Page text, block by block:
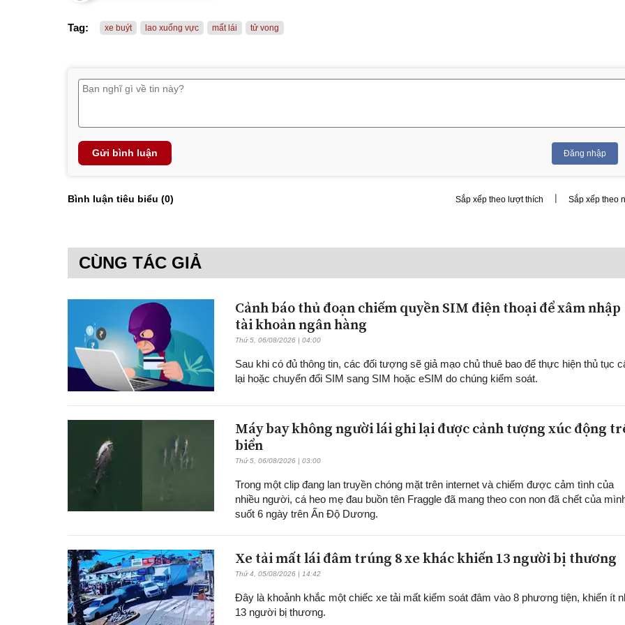
Tag: xe buýt lao xuống vực mất lái tử vong
Gửi bình luận Đăng nhập
Bình luận tiêu biểu (0) Sắp xếp theo lượt thích | Sắp xếp theo
CÙNG TÁC GIẢ
Cảnh báo thủ đoạn chiếm quyền SIM điện thoại để xâm nhập
tài khoản ngân hàng
Thứ 5, 06/08/2026 | 04:00
Sau khi có đủ thông tin, các đối tượng sẽ giả mạo chủ thuê bao để thực hiện thủ tục
lại hoặc chuyển đổi SIM sang SIM hoặc eSIM do chúng kiểm soát.
Máy bay không người lái ghi lại được cảnh tượng xúc động
biển
Thứ 5, 06/08/2026 | 03:00
Trong một clip đang lan truyền chóng mặt trên internet và chiếm được cảm tình của
nhiều người, cá heo mẹ đau buồn tên Fraggle đã mang theo con non đã chết của
suốt 6 ngày trên Ấn Độ Dương.
Xe tải mất lái đâm trúng 8 xe khác khiến 13 người bị thương
Thứ 4, 05/08/2026 | 14:42
Đây là khoảnh khắc một chiếc xe tải mất kiểm soát đâm vào 8 phương tiện, khiến ít
13 người bị thương.